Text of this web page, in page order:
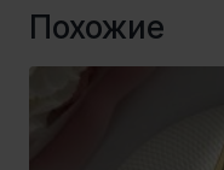
МОРОЖЕНОЕ.
Видео
Похожие